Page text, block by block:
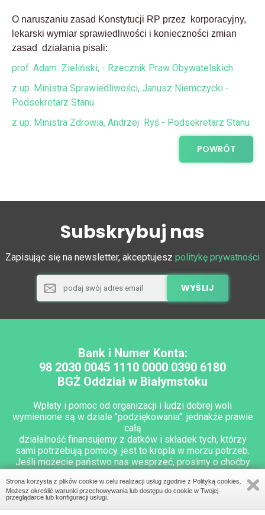
O naruszaniu zasad Konstytucji RP przez korporacyjny,
lekarski wymiar sprawiedliwości i konieczności zmian
zasad działania pisali:
prof. Adam Zieliński, - Rzecznik Praw Obywatelskich
z up. Ministra Sprawiedliwości, Janusz Niemczycki -
Podsekretarz Stanu
z up. Ministra Zdrowia, Andrzej Ryś - Podsekretarz Stanu
POWRÓT
Subskrybuj nas
Zapisując się na newsletter, akceptujesz politykę prywatności
Bank i Numer Konta:
98 2030 0045 1110 0000 0390 6180
BGŻ Oddział w Białymstoku
Wpłaty i pomoc od organizacji i ludzi dobrej woli
wymienione są w dziale "podziękowania". jednakże prawie
całą
działalność finansujemy z datków i składek tych, którzy
sami potrzebują pomocy. jest to kropla w morzu potrzeb.
Jeśli możecie państwo nas wesprzeć, prosimy o choćby
najdrobniejszą wpłatę na działalność stowarzyszenia.
Strona korzysta z plików cookie w celu realizacji usług zgodnie z Polityką cookies
Możesz określić warunki przechowywania lub dostępu do cookie w Twojej
przeglądarce lub konfiguracji usługi.